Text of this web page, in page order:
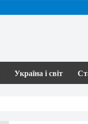
Україна і світ